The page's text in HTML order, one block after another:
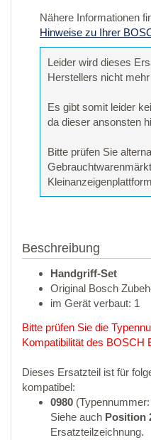
Nähere Informationen
Hinweise zu Ihrer
Leider wird dieses
Herstellers nicht
Es gibt somit leider
da dieser ansonsten
Bitte prüfen Sie
Beschreibung
Handgriff-Set
Original Bosch
im Gerät verbaut: 1
Bitte prüfen Sie die
Kompatibilität des BOSCH
Dieses Ersatzteil ist für
kompatibel:
0980
Siehe auch Position
Ersatzteilzeichnung.